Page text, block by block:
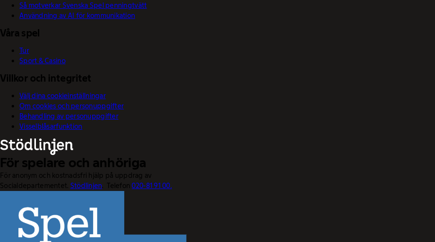
Så motverkar Svenska Spel penningtvätt
Användning av AI för kommunikation
Våra spel
Tur
Sport & Casino
Villkor och integritet
Välj dina cookieinställningar
Om cookies och personuppgifter
Behandling av personuppgifter
Visselblåsarfunktion
För spelare och anhöriga
För anonym och kostnadsfri hjälp på uppdrag av
Socialdepartementet. Stödlinjen. Telefon020-81 91 00.